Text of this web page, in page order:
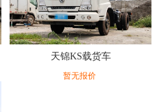
天锦KS载货车
暂无报价